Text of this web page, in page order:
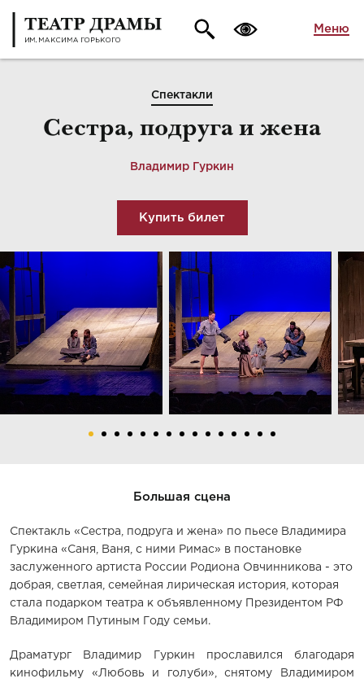
Меню
Спектакли
Сестра, подруга и жена
Владимир Гуркин
Купить билет
Большая сцена
Спектакль «Сестра, подруга и жена» по пьесе Владимира
Гуркина «Саня, Ваня, с ними Римас» в постановке
заслуженного артиста России Родиона Овчинникова - это
добрая, светлая, семейная лирическая история, которая
стала подарком театра к объявленному Президентом РФ
Владимиром Путиным Году семьи.
Драматург Владимир Гуркин прославился благодаря
кинофильму «Любовь и голуби», снятому Владимиром